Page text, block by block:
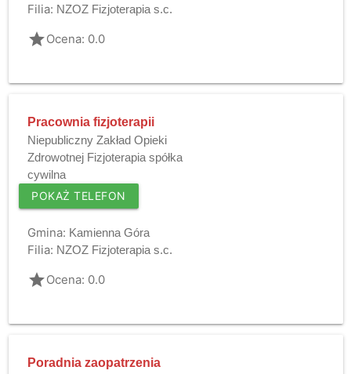
Filia: NZOZ Fizjoterapia s.c.
gradeOcena: 0.0
Pracownia fizjoterapii
Niepubliczny Zakład Opieki
Zdrowotnej Fizjoterapia spółka
cywilna
POKAŻ TELEFON
Gmina: Kamienna Góra
Filia: NZOZ Fizjoterapia s.c.
gradeOcena: 0.0
Poradnia zaopatrzenia